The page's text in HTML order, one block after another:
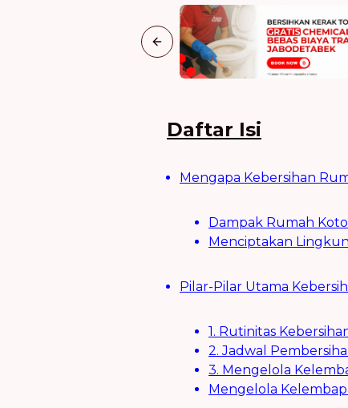
Previous slide
Daftar Isi
Mengapa Kebersihan
Dampak Rumah
Menciptakan
Pilar-Pilar Utama
1. Rutinitas
2. Jadwal
3. Mengelola
Mengelola